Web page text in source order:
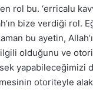
rol bu. ‘erricalu
bize verdiği rol.
bu ayetin,
olduğunu ve
yapabileceğimizi
otoriteyle